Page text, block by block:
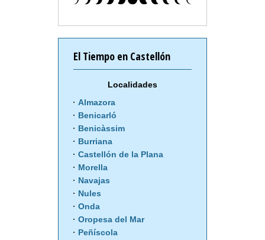
El Tiempo en Castellón
Localidades
Almazora
Benicarló
Benicàssim
Burriana
Castellón de la Plana
Morella
Navajas
Nules
Onda
Oropesa del Mar
Peñíscola